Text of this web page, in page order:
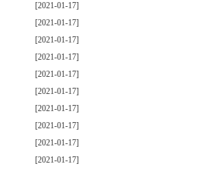
[2021-01-17]
[2021-01-17]
[2021-01-17]
[2021-01-17]
[2021-01-17]
[2021-01-17]
[2021-01-17]
[2021-01-17]
[2021-01-17]
[2021-01-17]